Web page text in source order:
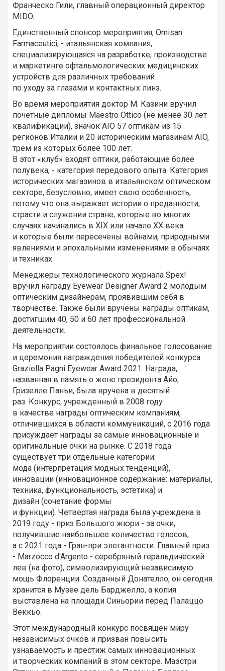
Франческо Гили, главный операционный директор
MIDO.
Единственный спонсор мероприятия, Omisan
Farmaceutici, - итальянская компания,
специализирующаяся на разработке, производстве
и маркетинге офтальмологических медицинских
устройств для различных требований
по уходу за глазами и контактных линз.
Во время мероприятия доктор М. Казини вручил
почетные дипломы Maestro Ottico (не менее 30 лет
квалификации), значок AIO 57 оптикам из 15
регионов Италии и 20 историческим магазинам AIO,
трем из которых более 100 лет.
В этот «клуб» входят оптики, работающие более
полувека, - категория передового опыта. Категория
исторических магазинов в итальянском оптическом
секторе, безусловно, имеет свою особенность,
потому что она выражает истории о преданности,
страсти и служении стране, которые во многих
случаях начинались в XIX или начале XX века
и которые были пересечены войнами, природными
явлениями и эпохальными изменениями в обычаях
и техниках.
Менеджеры технологического журнала Spex!
вручил награду Eyewear Designer Award 2 молодым
оптическим дизайнерам, проявившим себя в
творчестве. Также были вручены награды оптикам,
достигшим 40, 50 и 60 лет профессиональной
деятельности.
На мероприятии состоялось финальное голосование
и церемония награждения победителей конкурса
Graziella Pagni Eyewear Award 2021. Награда,
названная в память о жене президента Айо,
Гризелле Паньи, была вручена в десятый
раз. Конкурс, учрежденный в 2008 году
в качестве награды оптическим компаниям,
отличившихся в области коммуникаций, с 2016 года
присуждает награды за самые инновационные и
оригинальные очки на рынке. С 2018 года
существует три отдельные категории:
мода (интерпретация модных тенденций),
инновации (инновационное содержание: материалы,
техника, функциональность, эстетика) и
дизайн (сочетание формы
и функции). Четвертая награда была учреждена в
2019 году - приз Большого жюри - за очки,
получившие наибольшее количество голосов,
а с 2021 года - Гран-при элегантности. Главный приз
- Marzocco d'Argento - серебряный геральдический
лев (на фото), символизирующий независимую
мощь Флоренции. Созданный Донателло, он сегодня
хранится в Музее дель Барджелло, а копия
выставлена ​​на площади Синьории перед Палаццо
Веккьо.
Этот международный конкурс посвящен миру
независимых очков и призван повысить
узнаваемость и престиж самых инновационных
и творческих компаний в этом секторе. Маэстри